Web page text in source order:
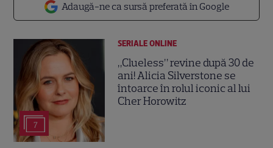
Adaugă-ne ca sursă preferată în Google
7
SERIALE ONLINE
„Clueless” revine după 30 de
ani! Alicia Silverstone se
întoarce în rolul iconic al lui
Cher Horowitz